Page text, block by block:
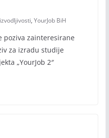
, YourJob BiH
poziva zainteresirane
za izradu studije
„YourJob 2″